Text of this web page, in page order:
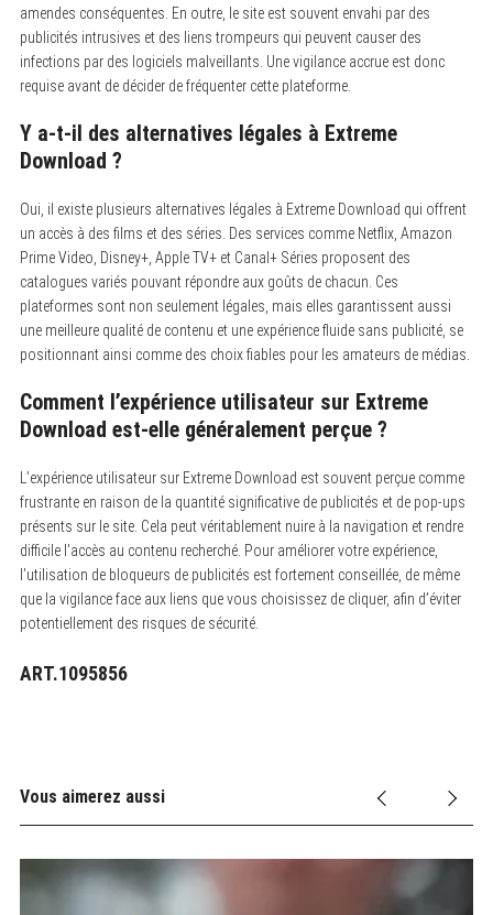
amendes conséquentes. En outre, le site est souvent envahi par des
publicités intrusives et des liens trompeurs qui peuvent causer des
infections par des logiciels malveillants. Une vigilance accrue est donc
requise avant de décider de fréquenter cette plateforme.
Y a-t-il des alternatives légales à Extreme
Download ?
Oui, il existe plusieurs alternatives légales à Extreme Download qui offrent
un accès à des films et des séries. Des services comme Netflix, Amazon
Prime Video, Disney+, Apple TV+ et Canal+ Séries proposent des
catalogues variés pouvant répondre aux goûts de chacun. Ces
plateformes sont non seulement légales, mais elles garantissent aussi
une meilleure qualité de contenu et une expérience fluide sans publicité, se
positionnant ainsi comme des choix fiables pour les amateurs de médias.
Comment l’expérience utilisateur sur Extreme
Download est-elle généralement perçue ?
L’expérience utilisateur sur Extreme Download est souvent perçue comme
frustrante en raison de la quantité significative de publicités et de pop-ups
présents sur le site. Cela peut véritablement nuire à la navigation et rendre
difficile l’accès au contenu recherché. Pour améliorer votre expérience,
l’utilisation de bloqueurs de publicités est fortement conseillée, de même
que la vigilance face aux liens que vous choisissez de cliquer, afin d’éviter
potentiellement des risques de sécurité.
ART.1095856
Vous aimerez aussi